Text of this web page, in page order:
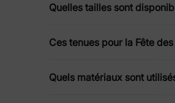
Robes élégantes
Découvrez de magnifiques
avec des tissus doux, des
Conçues pour le
Quelles tailles sont
Ces tenues pour la Fête
Quels matériaux sont